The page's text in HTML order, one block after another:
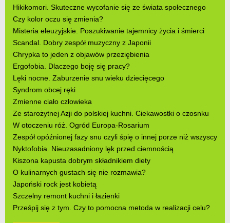
Hikikomori. Skuteczne wycofanie się ze świata społecznego
Czy kolor oczu się zmienia?
Misteria eleuzyjskie. Poszukiwanie tajemnicy życia i śmierci
Scandal. Dobry zespół muzyczny z Japonii
Chrypka to jeden z objawów przeziębienia
Ergofobia. Dlaczego boję się pracy?
Lęki nocne. Zaburzenie snu wieku dziecięcego
Syndrom obcej ręki
Zmienne ciało człowieka
Ze starożytnej Azji do polskiej kuchni. Ciekawostki o czosnku
W otoczeniu róż. Ogród Europa-Rosarium
Zespół opóźnionej fazy snu czyli śpię o innej porze niż wszyscy
Nyktofobia. Nieuzasadniony lęk przed ciemnością
Kiszona kapusta dobrym składnikiem diety
O kulinarnych gustach się nie rozmawia?
Japoński rock jest kobietą
Szczelny remont kuchni i łazienki
Prześpij się z tym. Czy to pomocna metoda w realizacji celu?